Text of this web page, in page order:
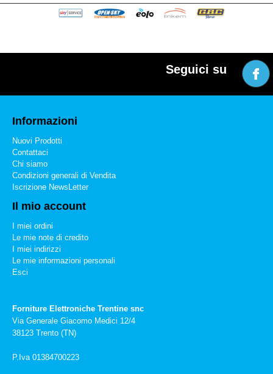
Seguici su
Informazioni
Nuovi Prodotti
Contattaci
Chi siamo
Condizioni generali di Vendita
Iscrizione NewsLetter
Il mio account
I miei ordini
Le mie note di credito
I miei indirizzi
Le mie informazioni personali
Esci
Forniture Elettroniche Trentine snc
Via Generale Giacomo Medici 12/4
38123 Trento (TN)
P.Iva 01384700223